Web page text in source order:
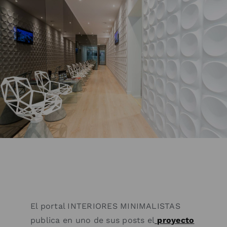
El portal INTERIORES MINIMALISTAS
publica en uno de sus posts el proyecto